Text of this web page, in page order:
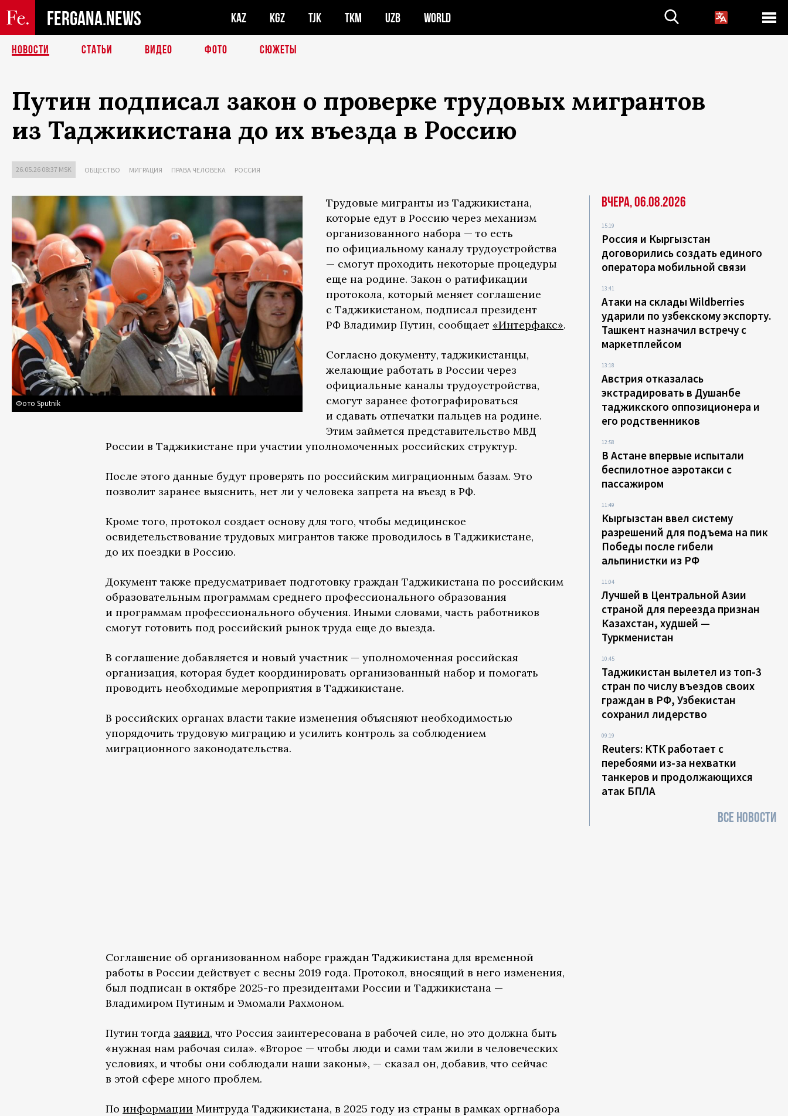
FERGANA.NEWS KAZ KGZ TJK TKM UZB WORLD
НОВОСТИ СТАТЬИ ВИДЕО ФОТО СЮЖЕТЫ
Путин подписал закон о проверке трудовых мигрантов
из Таджикистана до их въезда в Россию
26.05.26 08:37 MSK ОБЩЕСТВО МИГРАЦИЯ ПРАВА ЧЕЛОВЕКА РОССИЯ
Фото Sputnik
Трудовые мигранты из Таджикистана,
которые едут в Россию через механизм
организованного набора — то есть
по официальному каналу трудоустройства
— смогут проходить некоторые процедуры
еще на родине. Закон о ратификации
протокола, который меняет соглашение
с Таджикистаном, подписал президент
РФ Владимир Путин, сообщает «Интерфакс».
Согласно документу, таджикистанцы,
желающие работать в России через
официальные каналы трудоустройства,
смогут заранее фотографироваться
и сдавать отпечатки пальцев на родине.
Этим займется представительство МВД
России в Таджикистане при участии уполномоченных российских структур.
После этого данные будут проверять по российским миграционным базам. Это
позволит заранее выяснить, нет ли у человека запрета на въезд в РФ.
Кроме того, протокол создает основу для того, чтобы медицинское
освидетельствование трудовых мигрантов также проводилось в Таджикистане,
до их поездки в Россию.
Документ также предусматривает подготовку граждан Таджикистана по российским
образовательным программам среднего профессионального образования
и программам профессионального обучения. Иными словами, часть работников
смогут готовить под российский рынок труда еще до выезда.
В соглашение добавляется и новый участник — уполномоченная российская
организация, которая будет координировать организованный набор и помогать
проводить необходимые мероприятия в Таджикистане.
В российских органах власти такие изменения объясняют необходимостью
упорядочить трудовую миграцию и усилить контроль за соблюдением
миграционного законодательства.
Соглашение об организованном наборе граждан Таджикистана для временной
работы в России действует с весны 2019 года. Протокол, вносящий в него изменения,
был подписан в октябре 2025-го президентами России и Таджикистана —
Владимиром Путиным и Эмомали Рахмоном.
Путин тогда заявил, что Россия заинтересована в рабочей силе, но это должна быть
«нужная нам рабочая сила». «Второе — чтобы люди и сами там жили в человеческих
условиях, и чтобы они соблюдали наши законы», — сказал он, добавив, что сейчас
в этой сфере много проблем.
По информации Минтруда Таджикистана, в 2025 году из страны в рамках оргнабора
Вчера, 06.08.2026
15:19
Россия и Кыргызстан
договорились создать единого
оператора мобильной связи
13:41
Атаки на склады Wildberries
ударили по узбекскому экспорту.
Ташкент назначил встречу с
маркетплейсом
13:18
Австрия отказалась
экстрадировать в Душанбе
таджикского оппозиционера и
его родственников
12:58
В Астане впервые испытали
беспилотное аэротакси с
пассажиром
11:49
Кыргызстан ввел систему
разрешений для подъема на пик
Победы после гибели
альпинистки из РФ
11:04
Лучшей в Центральной Азии
страной для переезда признан
Казахстан, худшей —
Туркменистан
10:45
Таджикистан вылетел из топ-3
стран по числу въездов своих
граждан в РФ, Узбекистан
сохранил лидерство
09:19
Reuters: КТК работает с
перебоями из-за нехватки
танкеров и продолжающихся
атак БПЛА
ВСЕ НОВОСТИ